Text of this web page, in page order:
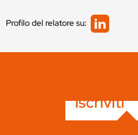
Profilo del relatore su:
iscriviti